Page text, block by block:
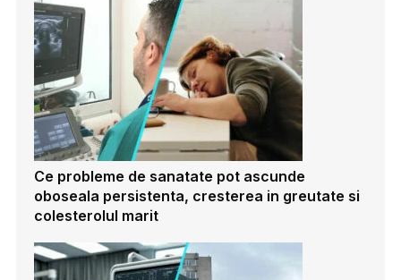
Ce probleme de sanatate pot ascunde
oboseala persistenta, cresterea in greutate si
colesterolul marit